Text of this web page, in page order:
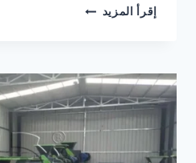
إقرأ المزيد HOW
BBQ
CHARCOAL
PRODUCTION
LINE
BASED
ON